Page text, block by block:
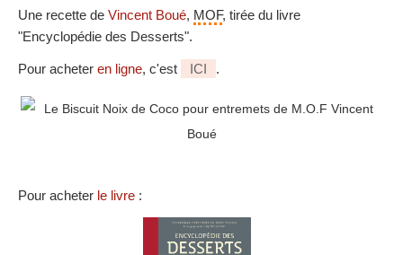
Une recette de Vincent Boué, MOF, tirée du livre
"Encyclopédie des Desserts".
Pour acheter en ligne, c'est ICI .
Pour acheter le livre :